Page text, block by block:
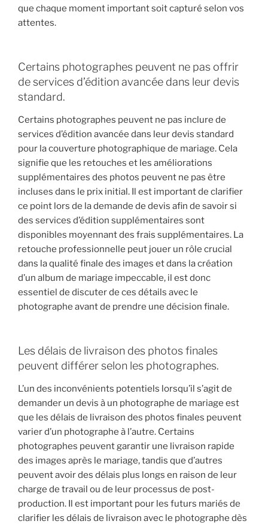
que chaque moment important soit capturé selon vos
attentes.
Certains photographes peuvent ne pas offrir
de services d’édition avancée dans leur devis
standard.
Certains photographes peuvent ne pas inclure de
services d’édition avancée dans leur devis standard
pour la couverture photographique de mariage. Cela
signifie que les retouches et les améliorations
supplémentaires des photos peuvent ne pas être
incluses dans le prix initial. Il est important de clarifier
ce point lors de la demande de devis afin de savoir si
des services d’édition supplémentaires sont
disponibles moyennant des frais supplémentaires. La
retouche professionnelle peut jouer un rôle crucial
dans la qualité finale des images et dans la création
d’un album de mariage impeccable, il est donc
essentiel de discuter de ces détails avec le
photographe avant de prendre une décision finale.
Les délais de livraison des photos finales
peuvent différer selon les photographes.
L’un des inconvénients potentiels lorsqu’il s’agit de
demander un devis à un photographe de mariage est
que les délais de livraison des photos finales peuvent
varier d’un photographe à l’autre. Certains
photographes peuvent garantir une livraison rapide
des images après le mariage, tandis que d’autres
peuvent avoir des délais plus longs en raison de leur
charge de travail ou de leur processus de post-
production. Il est important pour les futurs mariés de
clarifier les délais de livraison avec le photographe dès